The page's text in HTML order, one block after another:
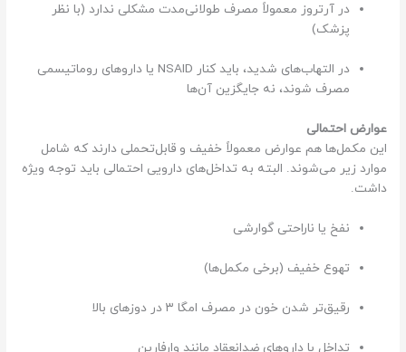
در آرتروز معمولاً مصرف طولانی‌مدت مشکلی ندارد (با نظر
پزشک)
در التهاب‌های شدید، باید کنار NSAID یا داروهای روماتیسمی
مصرف شوند، نه جایگزین آن‌ها
عوارض احتمالی
این مکمل‌ها هم عوارض معمولاً خفیف و قابل‌تحملی دارند که شامل
موارد زیر می‌شوند. البته به تداخل‎‌های دارویی احتمالی باید توجه ویژه
داشت.
نفخ یا ناراحتی گوارشی
تهوع خفیف (برخی مکمل‌ها)
رقیق‌تر شدن خون در مصرف امگا ۳ در دوزهای بالا
تداخل با داروهای ضدانعقاد مانند وارفارین